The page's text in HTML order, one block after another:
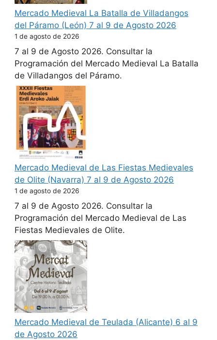
Mercado Medieval La Batalla de Villadangos
del Páramo (León) 7 al 9 de Agosto 2026
1 de agosto de 2026
7 al 9 de Agosto 2026. Consultar la
Programación del Mercado Medieval La Batalla
de Villadangos del Páramo.
Mercado Medieval de Las Fiestas Medievales
de Olite (Navarra) 7 al 9 de Agosto 2026
1 de agosto de 2026
7 al 9 de Agosto 2026. Consultar la
Programación del Mercado Medieval de Las
Fiestas Medievales de Olite.
Mercado Medieval de Teulada (Alicante) 6 al 9
de Agosto 2026